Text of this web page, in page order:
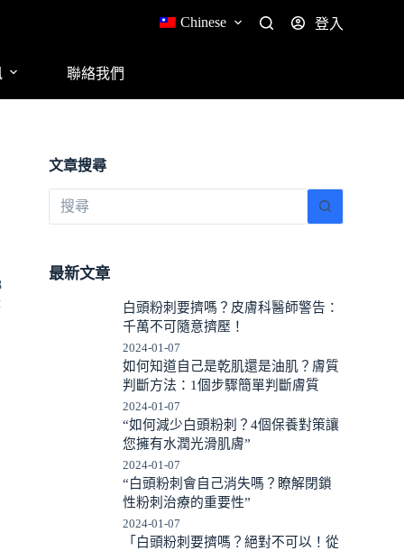
Chinese 登入
聯絡我們
文章搜尋
最新文章
白頭粉刺要擠嗎？皮膚科醫師警告：
千萬不可隨意擠壓！
2024-01-07
如何知道自己是乾肌還是油肌？膚質
判斷方法：1個步驟簡單判斷膚質
2024-01-07
“如何減少白頭粉刺？4個保養對策讓
您擁有水潤光滑肌膚”
2024-01-07
“白頭粉刺會自己消失嗎？瞭解閉鎖
性粉刺治療的重要性”
2024-01-07
「白頭粉刺要擠嗎？絕對不可以！從